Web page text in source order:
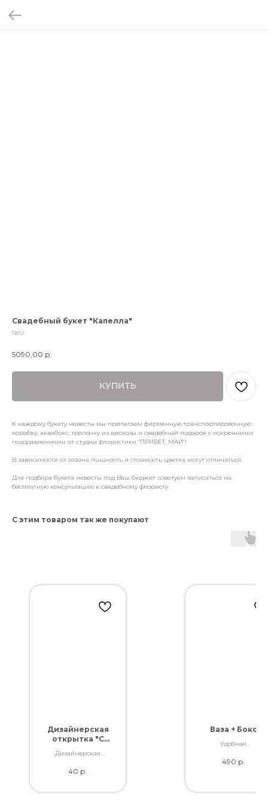
Свадебный букет "Капелла"
SKU:
5090,00 р.
КУПИТЬ
К каждому букету невесты мы прилагаем фирменную транспортировочную
коробку, аквабокс, тряпочку из вискозы и свадебный подарок с искренними
поздравлениями от студии флористики "ПРИВЕТ, МАЙ"!
В зависимости от сезона пышность и стоимость цветка могут отличаться.
Для подбора букета невесты под Ваш бюджет советуем записаться на
бесплатную консультацию к свадебному флористу.
С этим товаром так же покупают
Дизайнерская
открытка "С
2"
Дизайнерская
качество. Дополнит
40 р.
Ваза + Бокс
Удобная
Вашего заказа
490 р.